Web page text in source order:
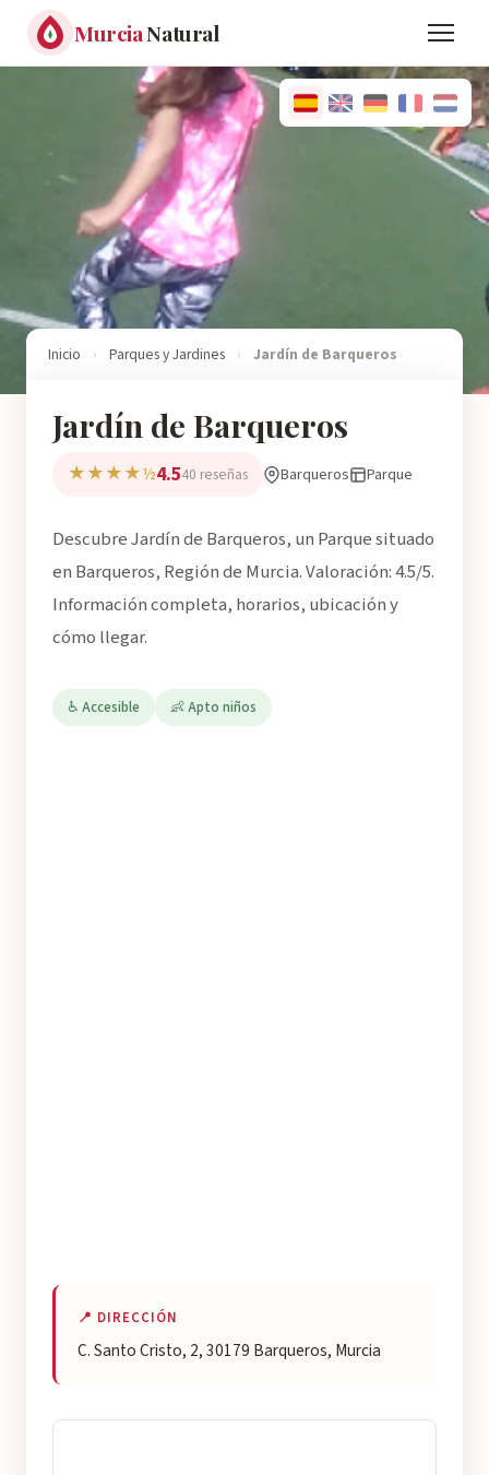
MurciaNatural
Inicio › Parques y Jardines › Jardín de Barqueros
Jardín de Barqueros
★★★★½4.540 reseñas Barqueros Parque
Descubre Jardín de Barqueros, un Parque situado
en Barqueros, Región de Murcia. Valoración: 4.5/5.
Información completa, horarios, ubicación y
cómo llegar.
♿ Accesible 👶 Apto niños
📍 DIRECCIÓN
C. Santo Cristo, 2, 30179 Barqueros, Murcia